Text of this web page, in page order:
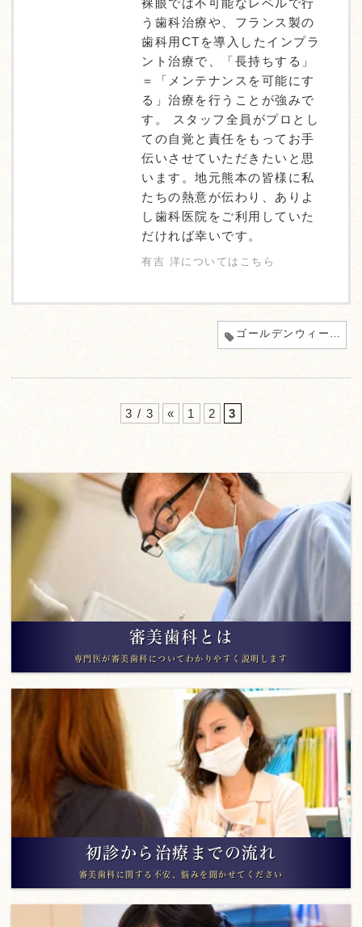
裸眼では不可能なレベルで行
う歯科治療や、フランス製の
歯科用CTを導入したインプラ
ント治療で、「長持ちする」
＝「メンテナンスを可能にす
る」治療を行うことが強みで
す。 スタッフ全員がプロとし
ての自覚と責任をもってお手
伝いさせていただきたいと思
います。地元熊本の皆様に私
たちの熱意が伝わり、ありよ
し歯科医院をご利用していた
だければ幸いです。
有吉 洋についてはこちら
ゴールデンウィーク
3 / 3 « 1 2 3
審美歯科とは
専門医が審美歯科についてわかりやすく説明します
初診から治療までの流れ
審美歯科に関する不安、悩みを聞かせてください